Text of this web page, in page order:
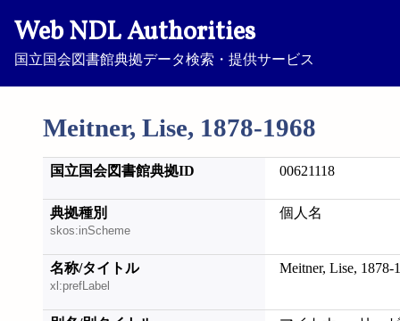
Web NDL Authorities
国立国会図書館典拠データ検索・提供サービス
Meitner, Lise, 1878-1968
国立国会図書館典拠ID 00621118
典拠種別
skos:inScheme
個人名
名称/タイトル
xl:prefLabel
Meitner, Lise, 1878-